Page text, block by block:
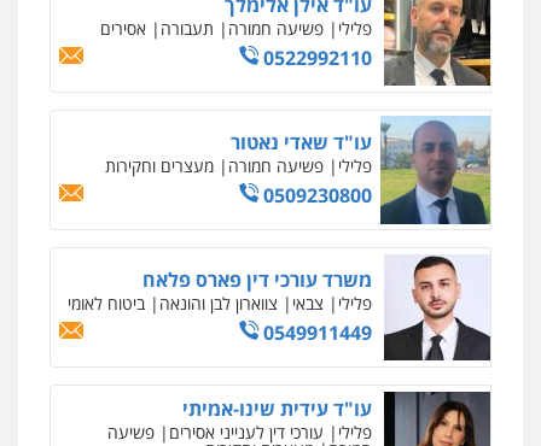
פלילי פשיעה חמורה תעבורה אסירים
0522992110
עו"ד שאדי נאטור
פלילי פשיעה חמורה מעצרים וחקירות
0509230800
משרד עורכי דין פארס פלאח
פלילי צבאי צווארון לבן והונאה ביטוח לאומי
0549911449
עו"ד עידית שינו-אמיתי
פלילי עורכי דין לענייני אסירים פשיעה